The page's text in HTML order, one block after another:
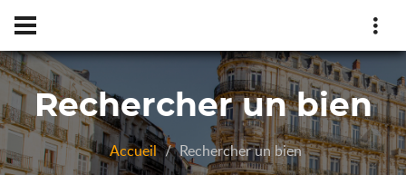
Rechercher un bien
Accueil Rechercher un bien